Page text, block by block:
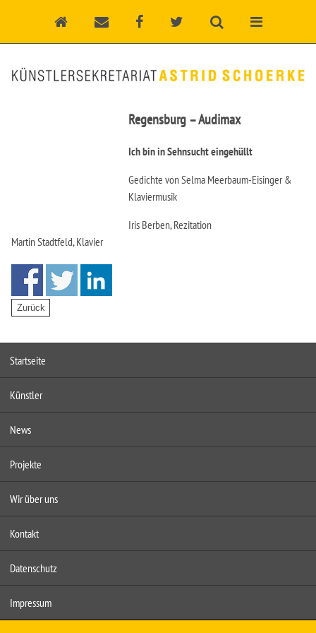
Regensburg – Audimax
Ich bin in Sehnsucht eingehüllt
Gedichte von Selma Meerbaum-Eisinger &
Klaviermusik
Iris Berben, Rezitation
Martin Stadtfeld, Klavier
Startseite
Künstler
News
Projekte
Wir über uns
Kontakt
Datenschutz
Impressum